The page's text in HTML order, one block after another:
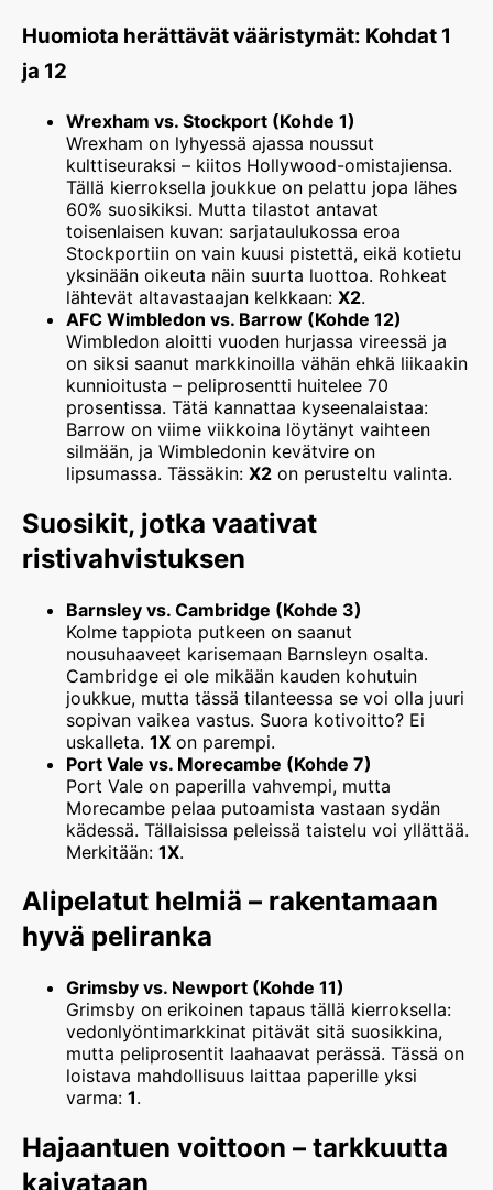
Huomiota herättävät vääristymät: Kohdat 1
ja 12
Wrexham vs. Stockport (Kohde 1)
Wrexham on lyhyessä ajassa noussut
kulttiseuraksi – kiitos Hollywood-omistajiensa.
Tällä kierroksella joukkue on pelattu jopa lähes
60% suosikiksi. Mutta tilastot antavat
toisenlaisen kuvan: sarjataulukossa eroa
Stockportiin on vain kuusi pistettä, eikä kotietu
yksinään oikeuta näin suurta luottoa. Rohkeat
lähtevät altavastaajan kelkkaan: X2.
AFC Wimbledon vs. Barrow (Kohde 12)
Wimbledon aloitti vuoden hurjassa vireessä ja
on siksi saanut markkinoilla vähän ehkä liikaakin
kunnioitusta – peliprosentti huitelee 70
prosentissa. Tätä kannattaa kyseenalaistaa:
Barrow on viime viikkoina löytänyt vaihteen
silmään, ja Wimbledonin kevätvire on
lipsumassa. Tässäkin: X2 on perusteltu valinta.
Suosikit, jotka vaativat
ristivahvistuksen
Barnsley vs. Cambridge (Kohde 3)
Kolme tappiota putkeen on saanut
nousuhaaveet karisemaan Barnsleyn osalta.
Cambridge ei ole mikään kauden kohutuin
joukkue, mutta tässä tilanteessa se voi olla juuri
sopivan vaikea vastus. Suora kotivoitto? Ei
uskalleta. 1X on parempi.
Port Vale vs. Morecambe (Kohde 7)
Port Vale on paperilla vahvempi, mutta
Morecambe pelaa putoamista vastaan sydän
kädessä. Tällaisissa peleissä taistelu voi yllättää.
Merkitään: 1X.
Alipelatut helmiä – rakentamaan
hyvä peliranka
Grimsby vs. Newport (Kohde 11)
Grimsby on erikoinen tapaus tällä kierroksella:
vedonlyöntimarkkinat pitävät sitä suosikkina,
mutta peliprosentit laahaavat perässä. Tässä on
loistava mahdollisuus laittaa paperille yksi
varma: 1.
Hajaantuen voittoon – tarkkuutta
kaivataan